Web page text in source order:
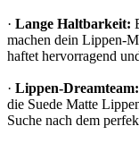
· Lange Haltbarkeit:
machen dein Lippen-
haftet hervorragend
· Lippen-Dreamteam:
die Suede Matte
Suche nach dem